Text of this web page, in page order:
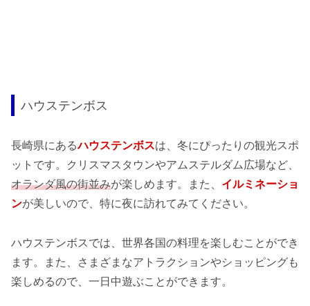
ハウステンボス
長崎県にあるハウステンボスは、冬にぴったりの観光スポ
ットです。クリスマスタウンやアムステルダム広場など、
オランダ風の街並みが楽しめます。また、 イルミネーショ
ンが美しいので、特に夜に訪れてみてください。
ハウステンボスでは、世界各国の料理を楽しむことができ
ます。また、さまざまなアトラクションやショッピングも
楽しめるので、一日中遊ぶことができます。